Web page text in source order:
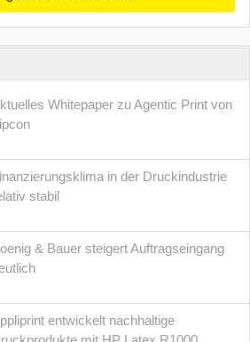
Whitepaper zu Agentic Print von
in der Druckindustrie
stabil
& Bauer steigert Auftragseingang
entwickelt nachhaltige